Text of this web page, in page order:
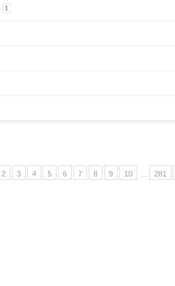
1
2 3 4 5 6 7 8 9 10 281